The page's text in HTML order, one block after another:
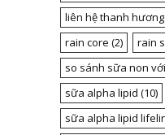
liên hệ thanh
rain core (2) rain
so sánh sữa non
sữa alpha lipid (10)
sữa alpha lipid